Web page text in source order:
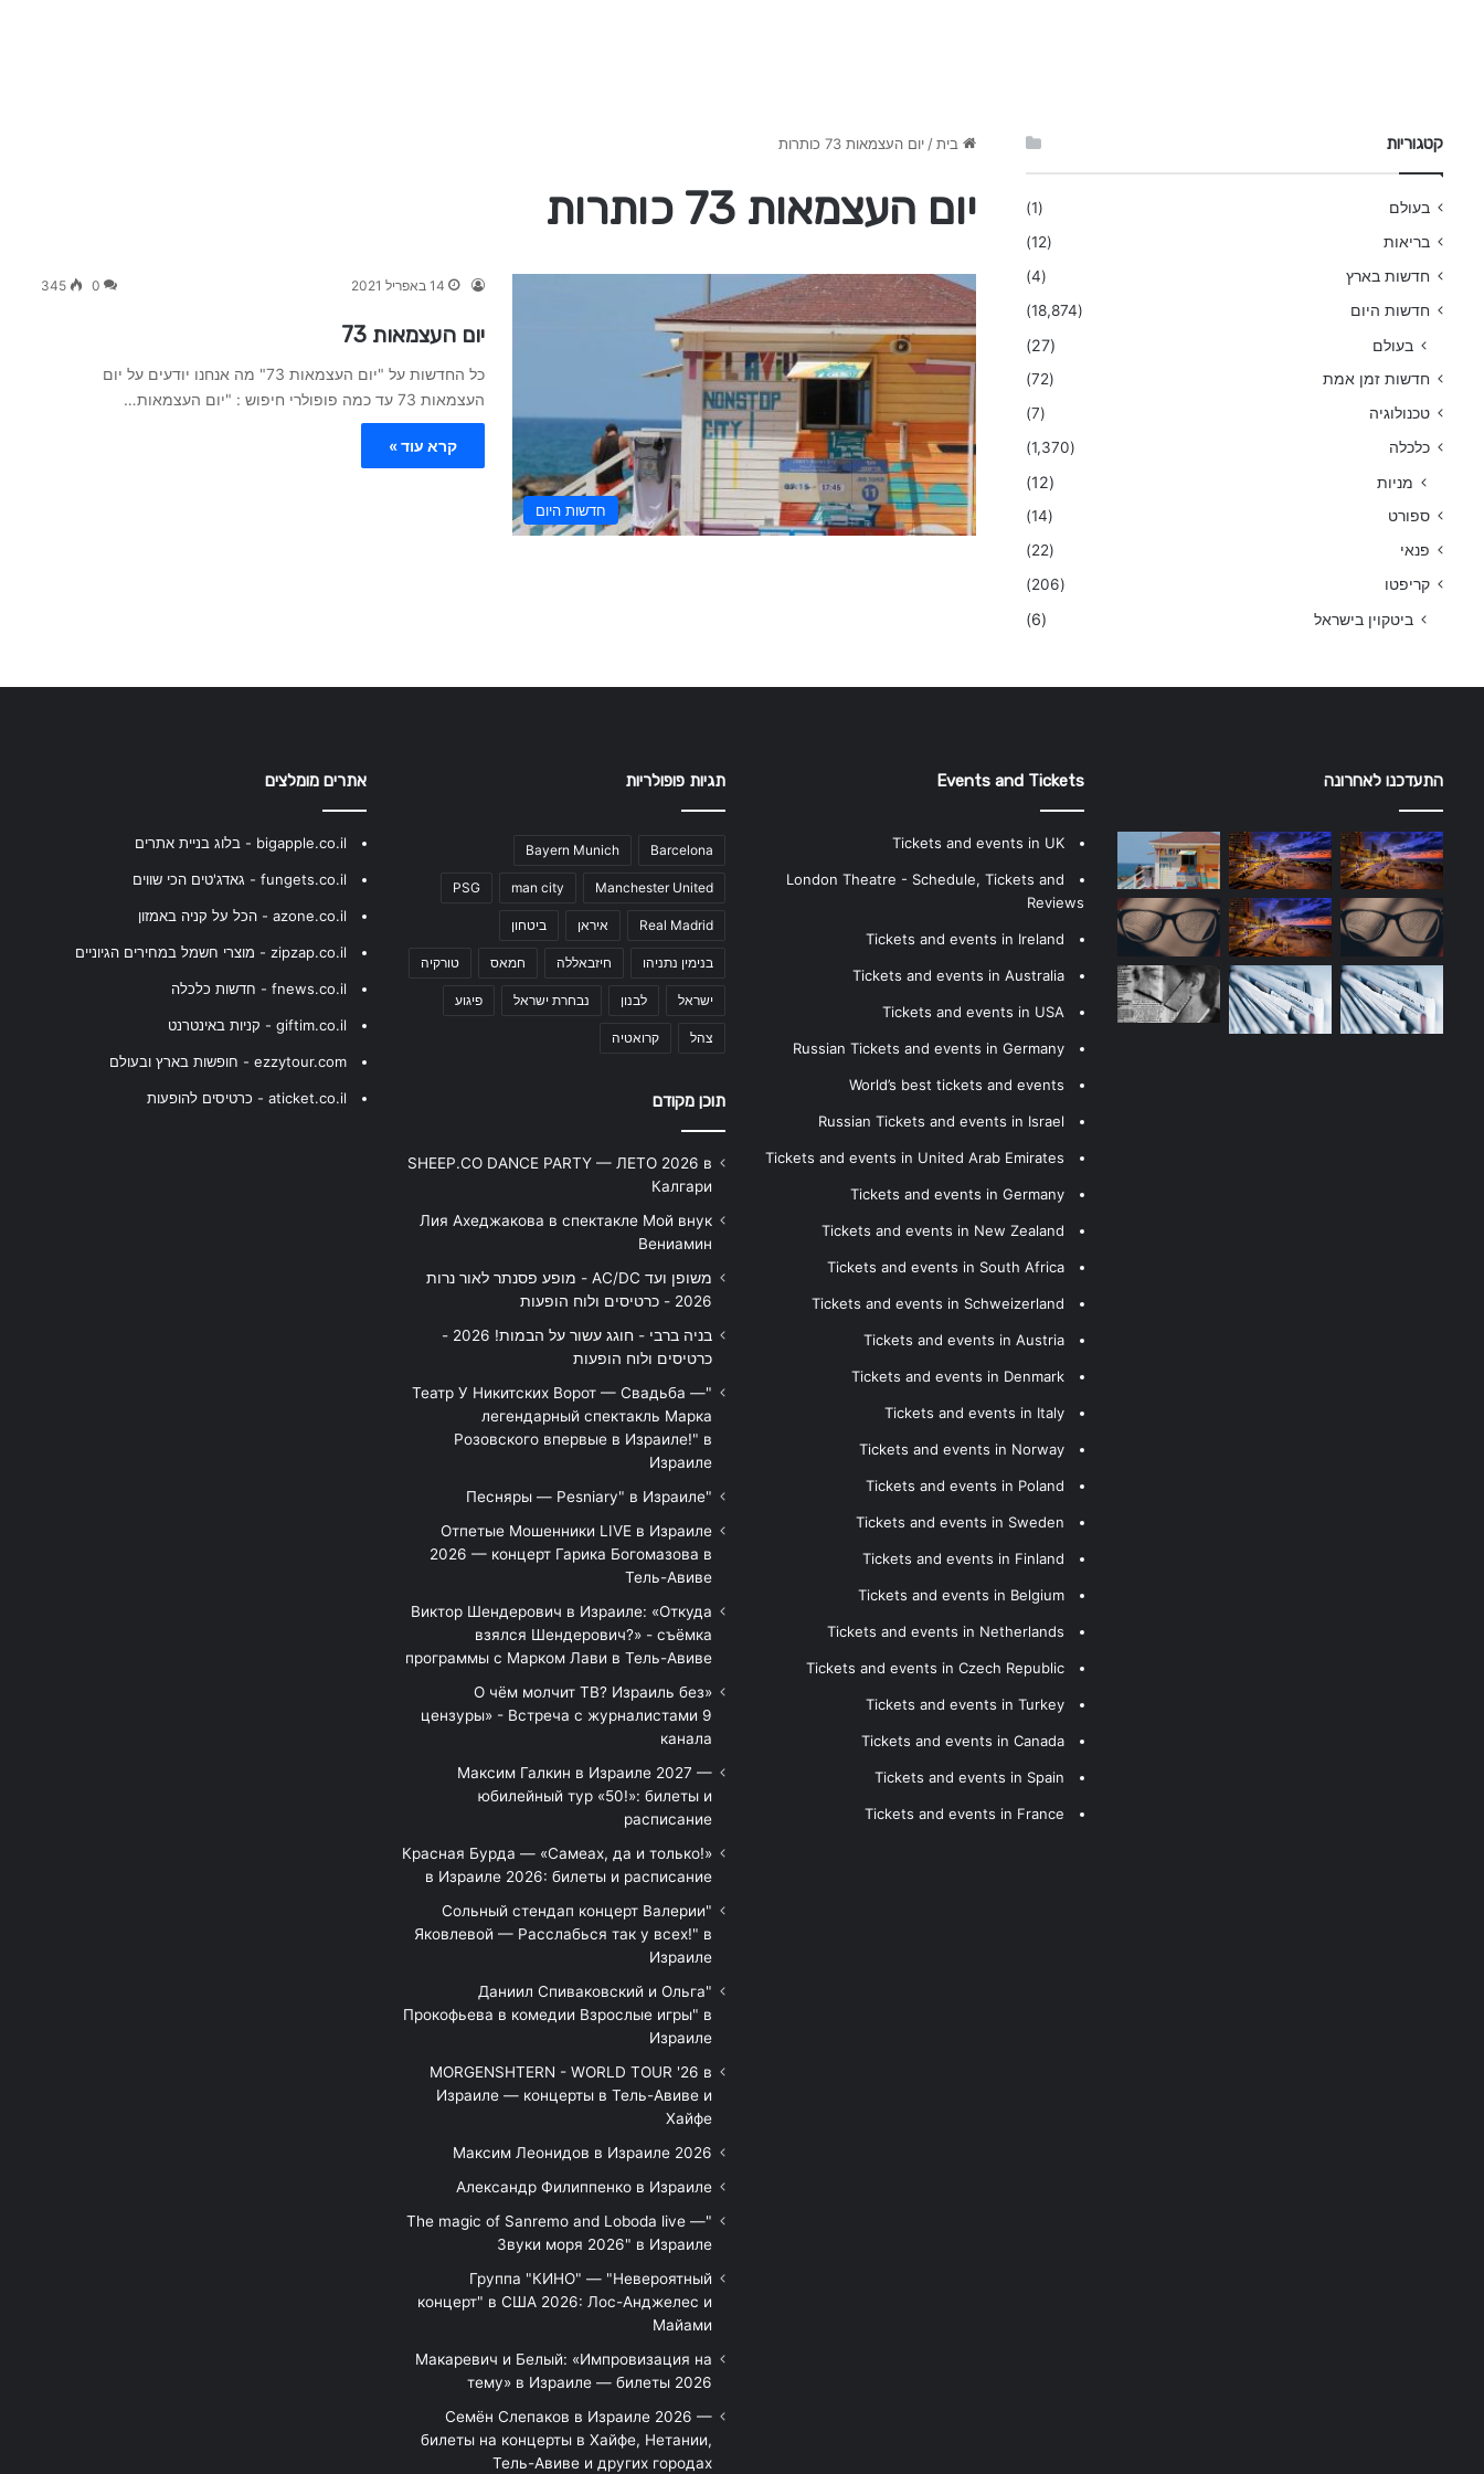
בית / יום העצמאות 73 כותרות
יום העצמאות 73 כותרות
חדשות היום
14 באפריל 2021 0
345
יום העצמאות 73
כל החדשות על "יום העצמאות 73" מה אנחנו יודעים על יום
העצמאות 73 עד כמה פופולרי חיפוש : "יום העצמאות…
קרא עוד »
קטגוריות
בעולם
(1)
בריאות
(12)
חדשות בארץ
(4)
חדשות היום
(18,874)
בעולם (27)
חדשות זמן אמת
(72)
טכנולוגיה
(7)
כלכלה
(1,370)
מניות (12)
ספורט
(14)
פנאי
(22)
קריפטו
(206)
ביטקוין בישראל (6)
התעדכנו לאחרונה Events and Tickets
Tickets and events in UK
London Theatre - Schedule, Tickets and
Reviews
Tickets and events in Ireland
Tickets and events in Australia
Tickets and events in USA
Russian Tickets and events in Germany
World’s best tickets and events
Russian Tickets and events in Israel
Tickets and events in United Arab Emirates
Tickets and events in Germany
Tickets and events in New Zealand
Tickets and events in South Africa
Tickets and events in Schweizerland
Tickets and events in Austria
Tickets and events in Denmark
Tickets and events in Italy
Tickets and events in Norway
Tickets and events in Poland
Tickets and events in Sweden
Tickets and events in Finland
Tickets and events in Belgium
Tickets and events in Netherlands
Tickets and events in Czech Republic
Tickets and events in Turkey
Tickets and events in Canada
Tickets and events in Spain
Tickets and events in France
תגיות פופולריות
Barcelona
Bayern Munich
Manchester United
man city
PSG
Real Madrid איראן ביטחון
בנימין נתניהו חיזבאללה חמאס טורקיה
ישראל לבנון נבחרת ישראל פיגוע
צהל קרואטיה
תוכן מקודם
SHEEP.CO DANCE PARTY — ЛЕТО 2026 в
Калгари
Лия Ахеджакова в спектакле Мой внук
Вениамин
משופן ועד AC/DC - מופע פסנתר לאור נרות
2026 - כרטיסים ולוח הופעות
בניה ברבי - חוגג עשור על הבמות! 2026 -
כרטיסים ולוח הופעות
"Театр У Никитских Ворот — Свадьба —
легендарный спектакль Марка
Розовского впервые в Израиле!" в
Израиле
"Песняры — Pesniary" в Израиле
Отпетые Мошенники LIVE в Израиле
2026 — концерт Гарика Богомазова в
Тель-Авиве
Виктор Шендерович в Израиле: «Откуда
взялся Шендерович?» - съёмка
программы с Марком Лави в Тель-Авиве
«О чём молчит ТВ? Израиль без
цензуры» - Встреча с журналистами 9
канала
Максим Галкин в Израиле 2027 —
юбилейный тур «50!»: билеты и
расписание
Красная Бурда — «Самеах, да и только!»
в Израиле 2026: билеты и расписание
"Сольный стендап концерт Валерии
Яковлевой — Расслабься так у всех!" в
Израиле
"Даниил Спиваковский и Ольга
Прокофьева в комедии Взрослые игры" в
Израиле
MORGENSHTERN - WORLD TOUR '26 в
Израиле — концерты в Тель-Авиве и
Хайфе
Максим Леонидов в Израиле 2026
Александр Филиппенко в Израиле
"The magic of Sanremo and Loboda live —
Звуки моря 2026" в Израиле
Группа "КИНО" — "Невероятный
концерт" в США 2026: Лос-Анджелес и
Майами
Макаревич и Белый: «Импровизация на
тему» в Израиле — билеты 2026
Семён Слепаков в Израиле 2026 —
билеты на концерты в Хайфе, Нетании,
Тель-Авиве и других городах
אתרים מומלצים
bigapple.co.il - בלוג בניית אתרים
fungets.co.il - גאדג'טים הכי שווים
azone.co.il - הכל על קניה באמזון
zipzap.co.il - מוצרי חשמל במחירים הגיוניים
fnews.co.il - חדשות כלכלה
giftim.co.il - קניות באינטרנט
ezzytour.com - חופשות בארץ ובעולם
aticket.co.il - כרטיסים להופעות